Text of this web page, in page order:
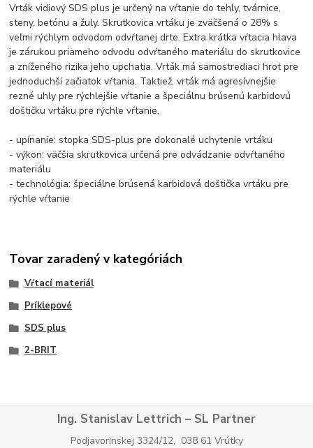
Vrták vidiový SDS plus je určený na vŕtanie do tehly, tvárnice,
steny, betónu a žuly. Skrutkovica vrtáku je zväčšená o 28% s
veľmi rýchlym odvodom odvŕtanej drte. Extra krátka vŕtacia hlava
je zárukou priameho odvodu odvŕtaného materiálu do skrutkovice
a zníženého rizika jeho upchatia. Vrták má samostrediaci hrot pre
jednoduchší začiatok vŕtania. Taktiež, vrták má agresívnejšie
rezné uhly pre rýchlejšie vŕtanie a špeciálnu brúsenú karbidovú
doštičku vrtáku pre rýchle vŕtanie.
- upínanie: stopka SDS-plus pre dokonalé uchytenie vrtáku
- výkon: väčšia skrutkovica určená pre odvádzanie odvŕtaného
materiálu
- technológia: špeciálne brúsená karbidová doštička vrtáku pre
rýchle vŕtanie
Tovar zaradený v kategóriách
Vŕtací materiál
Príklepové
SDS plus
2-BRIT
Ing. Stanislav Lettrich – SL Partner
Podjavorinskej 3324/12, 038 61 Vrútky